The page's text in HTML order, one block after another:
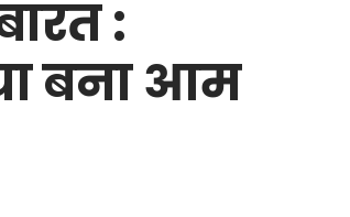
:
बना आम